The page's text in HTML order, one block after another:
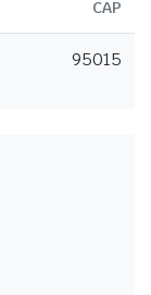
CAP
95015